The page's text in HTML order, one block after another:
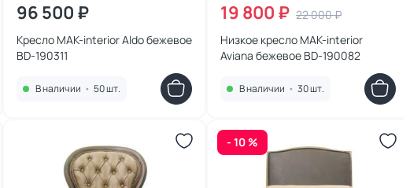
96 500 ₽
Кресло MAK-interior Aldo бежевое
BD-190311
В наличии • 50 шт.
19 800 ₽ 22 000 ₽
Низкое кресло MAK-interior
Aviana бежевое BD-190082
В наличии • 30 шт.
- 10 %